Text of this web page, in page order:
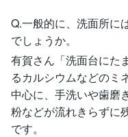
Q.一般的に、洗面所に
でしょうか。
有賀さん「洗面台にた
るカルシウムなどのミ
中心に、手洗いや歯磨
粉などが流れきらずに
です。